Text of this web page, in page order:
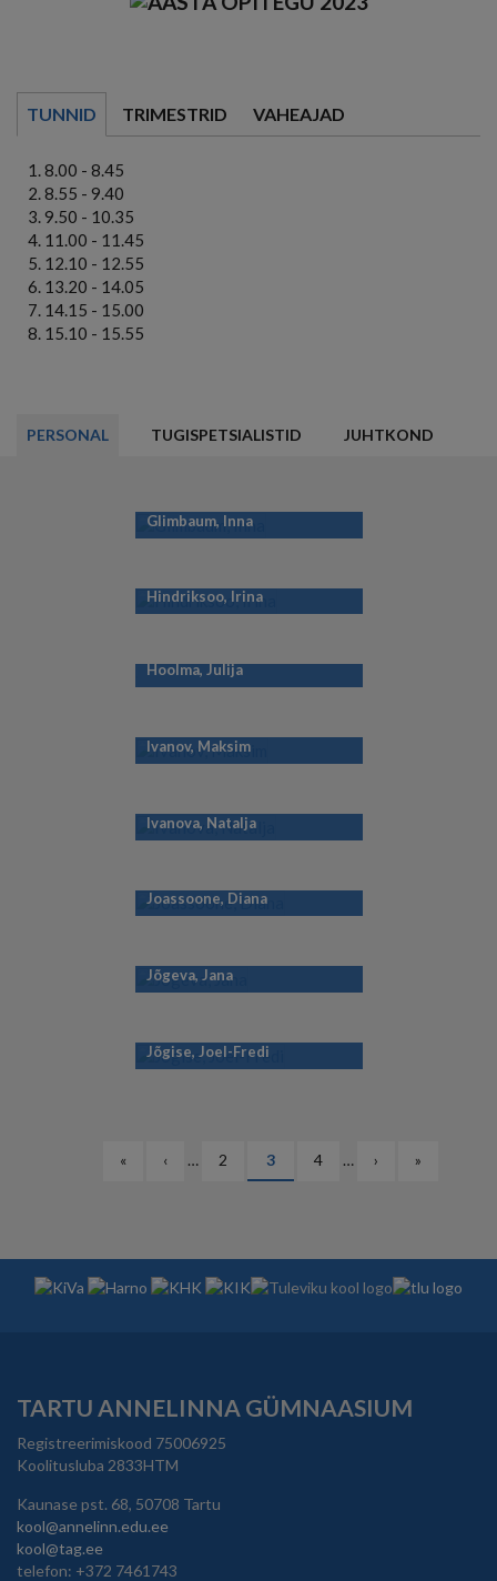
TUNNID TRIMESTRID VAHEAJAD
8.00 - 8.45
8.55 - 9.40
9.50 - 10.35
11.00 - 11.45
12.10 - 12.55
13.20 - 14.05
14.15 - 15.00
15.10 - 15.55
PERSONAL TUGISPETSIALISTID JUHTKOND
Glimbaum, Inna
Hindriksoo, Irina
Hoolma, Julija
Ivanov, Maksim
Ivanova, Natalja
Joassoone, Diana
Jõgeva, Jana
Jõgise, Joel-Fredi
PAGINATIONEsimene
«
Eelmine
‹ … Lehekülg
2
Eesolev
leht
3 Lehekülg
4 …
Järgmine
›
Viimane
»
TARTU ANNELINNA GÜMNAASIUM
Registreerimiskood 75006925
Koolitusluba 2833HTM
Kaunase pst. 68, 50708 Tartu
kool@annelinn.edu.ee
kool@tag.ee
telefon: +372 7461743